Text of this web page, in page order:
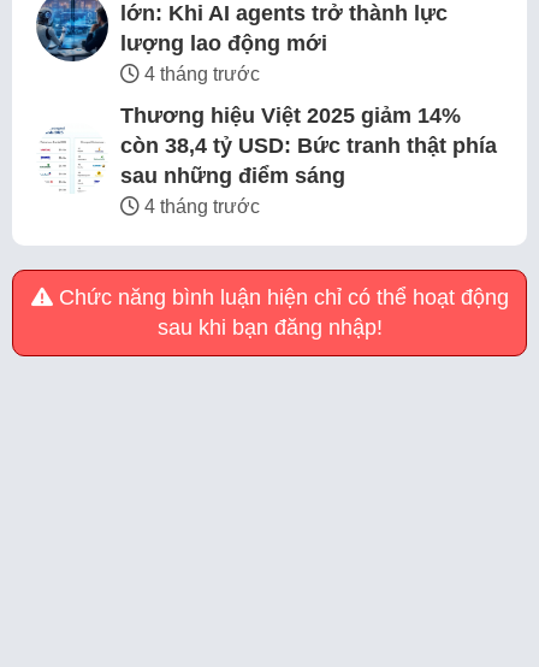
lớn: Khi AI agents trở thành lực
lượng lao động mới
4 tháng trước
Thương hiệu Việt 2025 giảm 14%
còn 38,4 tỷ USD: Bức tranh thật phía
sau những điểm sáng
4 tháng trước
Chức năng bình luận hiện chỉ có thể hoạt động
sau khi bạn đăng nhập!